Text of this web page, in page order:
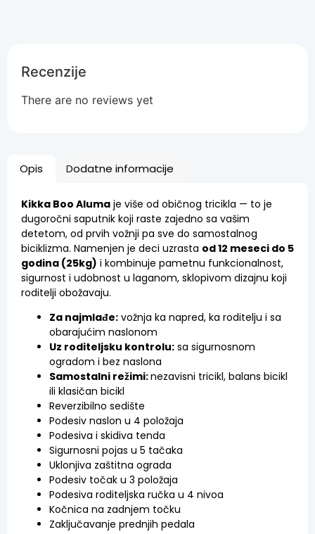
Opis Dodatne informacije
Kikka Boo Aluma je više od običnog tricikla — to je
dugoročni saputnik koji raste zajedno sa vašim
detetom, od prvih vožnji pa sve do samostalnog
biciklizma. Namenjen je deci uzrasta od 12 meseci do 5
godina (25kg) i kombinuje pametnu funkcionalnost,
sigurnost i udobnost u laganom, sklopivom dizajnu koji
roditelji obožavaju.
Za najmlađe: vožnja ka napred, ka roditelju i sa
obarajućim naslonom
Uz roditeljsku kontrolu: sa sigurnosnom
ogradom i bez naslona
Samostalni režimi:nezavisni tricikl, balans bicikl
ili klasičan bicikl
Reverzibilno sedište
Podesiv naslon u 4 položaja
Podesiva i skidiva tenda
Sigurnosni pojas u 5 tačaka
Uklonjiva zaštitna ograda
Podesiv točak u 3 položaja
Podesiva roditeljska ručka u 4 nivoa
Kočnica na zadnjem točku
Zaključavanje prednjih pedala
Recenzije
There are no reviews yet